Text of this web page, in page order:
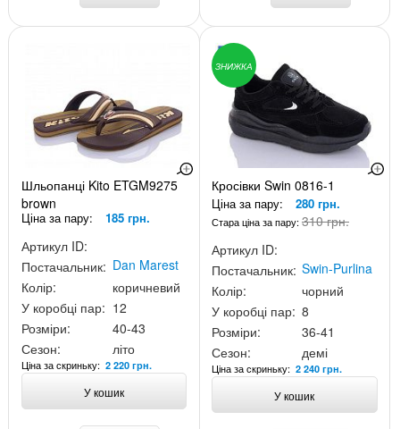
Шльопанці Kito ETGM9275
brown
Ціна за пару: 185 грн.
Артикул ID:
Постачальник: Dan Marest
Колір:
коричневий
У коробці пар: 12
Розміри:
40-43
Сезон:
літо
Ціна за скриньку: 2 220 грн.
У кошик
ЗНИЖКА
Кросівки Swin 0816-1
Ціна за пару: 280 грн.
Стара ціна за пару:310 грн.
Артикул ID:
Постачальник: Swin-Purlina
Колір:
чорний
У коробці пар: 8
Розміри:
36-41
Сезон:
демі
Ціна за скриньку:2 240 грн.
У кошик